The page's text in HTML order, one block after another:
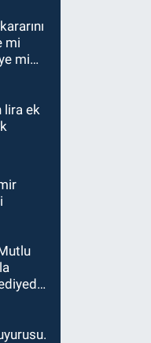
mi
mi
lira ek